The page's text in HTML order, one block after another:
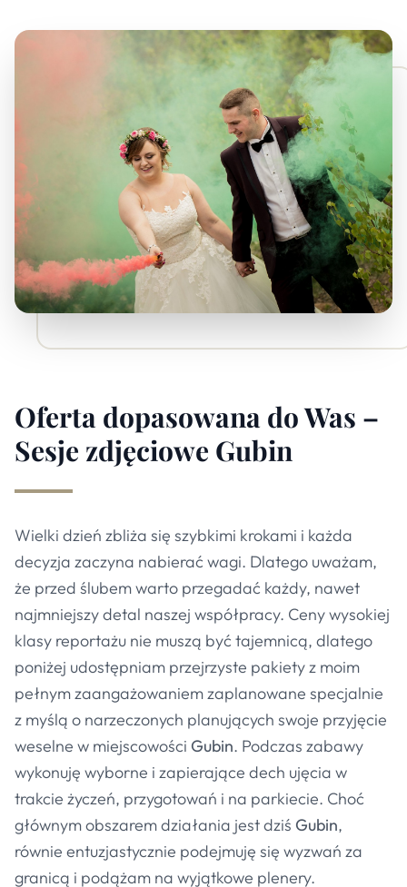
Oferta dopasowana do Was –
Sesje zdjęciowe Gubin
Wielki dzień zbliża się szybkimi krokami i każda
decyzja zaczyna nabierać wagi. Dlatego uważam,
że przed ślubem warto przegadać każdy, nawet
najmniejszy detal naszej współpracy. Ceny wysokiej
klasy reportażu nie muszą być tajemnicą, dlatego
poniżej udostępniam przejrzyste pakiety z moim
pełnym zaangażowaniem zaplanowane specjalnie
z myślą o narzeczonych planujących swoje przyjęcie
weselne w miejscowości Gubin. Podczas zabawy
wykonuję wyborne i zapierające dech ujęcia w
trakcie życzeń, przygotowań i na parkiecie. Choć
głównym obszarem działania jest dziś Gubin,
równie entuzjastycznie podejmuję się wyzwań za
granicą i podążam na wyjątkowe plenery.